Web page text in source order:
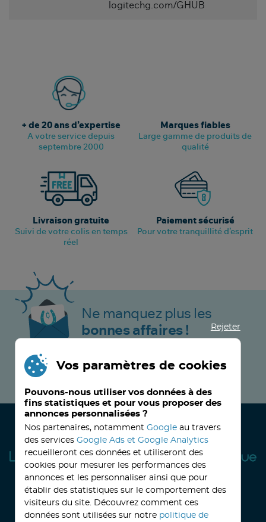
logitechg.com/GHUB
+ de 20 ans d’expertise
A votre service depuis
septembre 2000
Marques fiables
Large gamme de produits de
qualité
Livraison gratuite
Suivi de votre colis en temps
réel
Paiement sécurisé
Pour votre tranquillité d’esprit
Ne manquez plus les
bonnes affaires !
JE M’INSCRIS MAINTENANT !
32, avenue Haussmann33390 BLAYE
Lundi14h-18hMardi à vendredi8h30-12h00 - 14h-18h
Rejeter
Vos paramètres de cookies
Pouvons-nous utiliser vos données à des
fins statistiques et pour vous proposer des
annonces personnalisées ?
Nos partenaires, notamment Google au travers
des services Google Ads et Google Analytics
recueilleront ces données et utiliseront des
cookies pour mesurer les performances des
annonces et les personnaliser ainsi que pour
établir des statistiques sur le comportement des
visiteurs du site. Découvrez comment ces
données sont utilisées sur notre politique de